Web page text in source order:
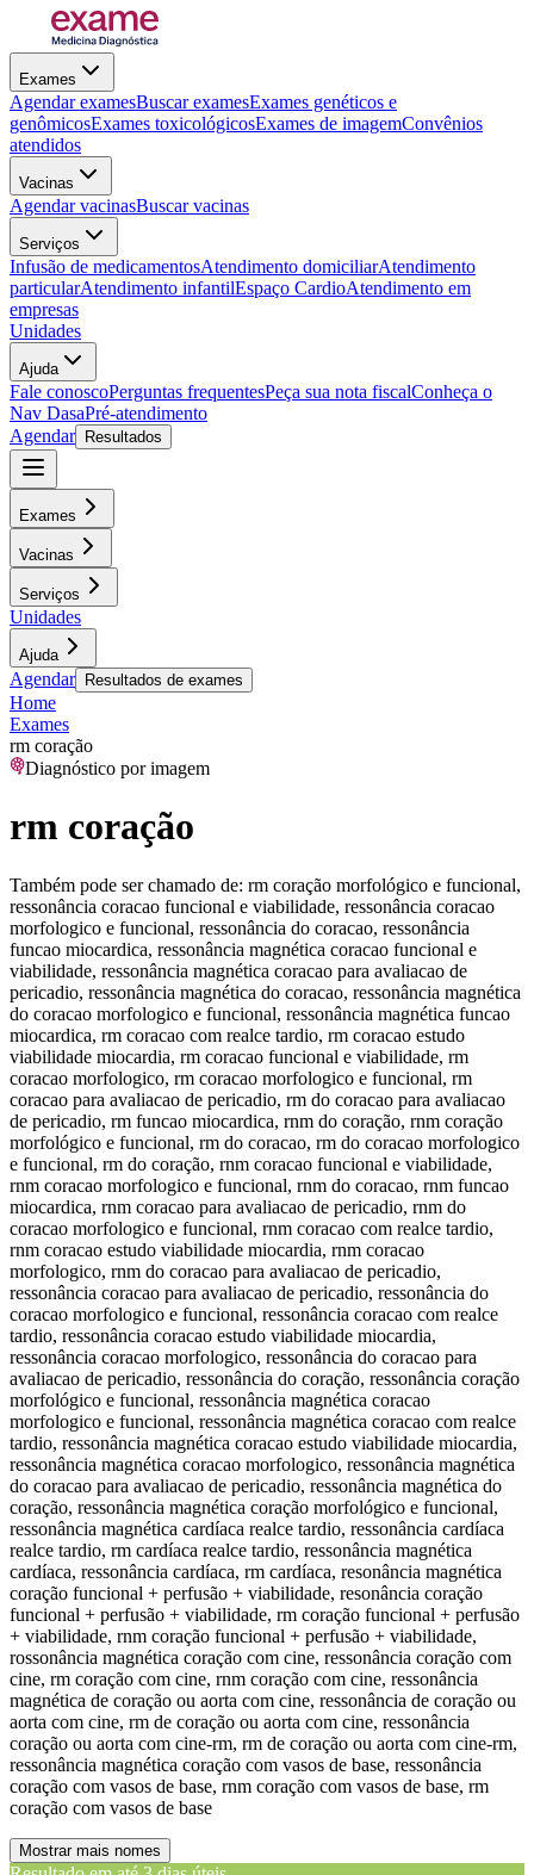
Exames
Agendar examesBuscar examesExames genéticos e
genômicosExames toxicológicosExames de imagemConvênios
atendidos
Vacinas
Agendar vacinasBuscar vacinas
Serviços
Infusão de medicamentosAtendimento domiciliarAtendimento
particularAtendimento infantilEspaço CardioAtendimento em
empresas
Unidades
Ajuda
Fale conoscoPerguntas frequentesPeça sua nota fiscalConheça o
Nav DasaPré-atendimento
Agendar
Resultados
Exames
Vacinas
Serviços
Unidades
Ajuda
Agendar Resultados de exames
Home
Exames
rm coração
Diagnóstico por imagem
rm coração
Também pode ser chamado de: rm coração morfológico e funcional,
ressonância coracao funcional e viabilidade, ressonância coracao
morfologico e funcional, ressonância do coracao, ressonância
funcao miocardica, ressonância magnética coracao funcional e
viabilidade, ressonância magnética coracao para avaliacao de
pericadio, ressonância magnética do coracao, ressonância magnética
do coracao morfologico e funcional, ressonância magnética funcao
miocardica, rm coracao com realce tardio, rm coracao estudo
viabilidade miocardia, rm coracao funcional e viabilidade, rm
coracao morfologico, rm coracao morfologico e funcional, rm
coracao para avaliacao de pericadio, rm do coracao para avaliacao
de pericadio, rm funcao miocardica, rnm do coração, rnm coração
morfológico e funcional, rm do coracao, rm do coracao morfologico
e funcional, rm do coração, rnm coracao funcional e viabilidade,
rnm coracao morfologico e funcional, rnm do coracao, rnm funcao
miocardica, rnm coracao para avaliacao de pericadio, rnm do
coracao morfologico e funcional, rnm coracao com realce tardio,
rnm coracao estudo viabilidade miocardia, rnm coracao
morfologico, rnm do coracao para avaliacao de pericadio,
ressonância coracao para avaliacao de pericadio, ressonância do
coracao morfologico e funcional, ressonância coracao com realce
tardio, ressonância coracao estudo viabilidade miocardia,
ressonância coracao morfologico, ressonância do coracao para
avaliacao de pericadio, ressonância do coração, ressonância coração
morfológico e funcional, ressonância magnética coracao
morfologico e funcional, ressonância magnética coracao com realce
tardio, ressonância magnética coracao estudo viabilidade miocardia,
ressonância magnética coracao morfologico, ressonância magnética
do coracao para avaliacao de pericadio, ressonância magnética do
coração, ressonância magnética coração morfológico e funcional,
ressonância magnética cardíaca realce tardio, ressonância cardíaca
realce tardio, rm cardíaca realce tardio, ressonância magnética
cardíaca, ressonância cardíaca, rm cardíaca, resonância magnética
coração funcional + perfusão + viabilidade, resonância coração
funcional + perfusão + viabilidade, rm coração funcional + perfusão
+ viabilidade, rnm coração funcional + perfusão + viabilidade,
rossonância magnética coração com cine, ressonância coração com
cine, rm coração com cine, rnm coração com cine, ressonância
magnética de coração ou aorta com cine, ressonância de coração ou
aorta com cine, rm de coração ou aorta com cine, ressonância
coração ou aorta com cine-rm, rm de coração ou aorta com cine-rm,
ressonância magnética coração com vasos de base, ressonância
coração com vasos de base, rnm coração com vasos de base, rm
coração com vasos de base
Mostrar mais nomes